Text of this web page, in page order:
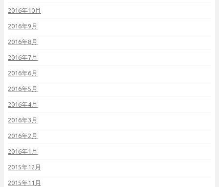
2016年10月
2016年9月
2016年8月
2016年7月
2016年6月
2016年5月
2016年4月
2016年3月
2016年2月
2016年1月
2015年12月
2015年11月